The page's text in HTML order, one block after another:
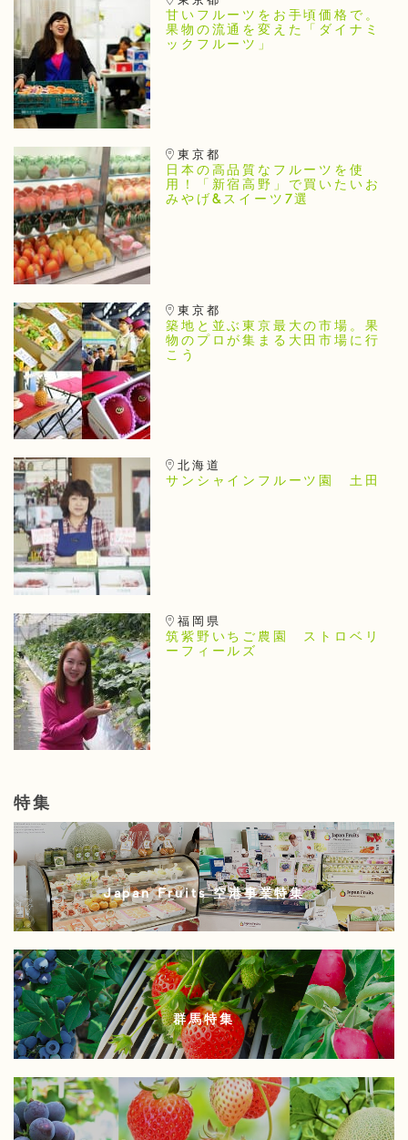
甘いフルーツをお手頃価格で。
果物の流通を変えた「ダイナミ
ックフルーツ」
東京都
日本の高品質なフルーツを使
用！「新宿高野」で買いたいお
みやげ&スイーツ7選
東京都
築地と並ぶ東京最大の市場。果
物のプロが集まる大田市場に行
こう
北海道
サンシャインフルーツ園 土田
福岡県
筑紫野いちご農園 ストロベリ
ーフィールズ
特集
Japan Fruits 空港事業特集
群馬特集